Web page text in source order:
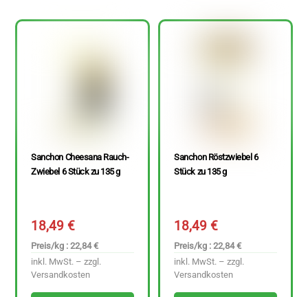
Sanchon Cheesana Rauch-
Zwiebel 6 Stück zu 135 g
18,49€
Preis/kg : 22,84 €
inkl. MwSt. – zzgl.
Versandkosten
Sanchon Röstzwiebel 6
Stück zu 135 g
18,49€
Preis/kg : 22,84 €
inkl. MwSt. – zzgl.
Versandkosten